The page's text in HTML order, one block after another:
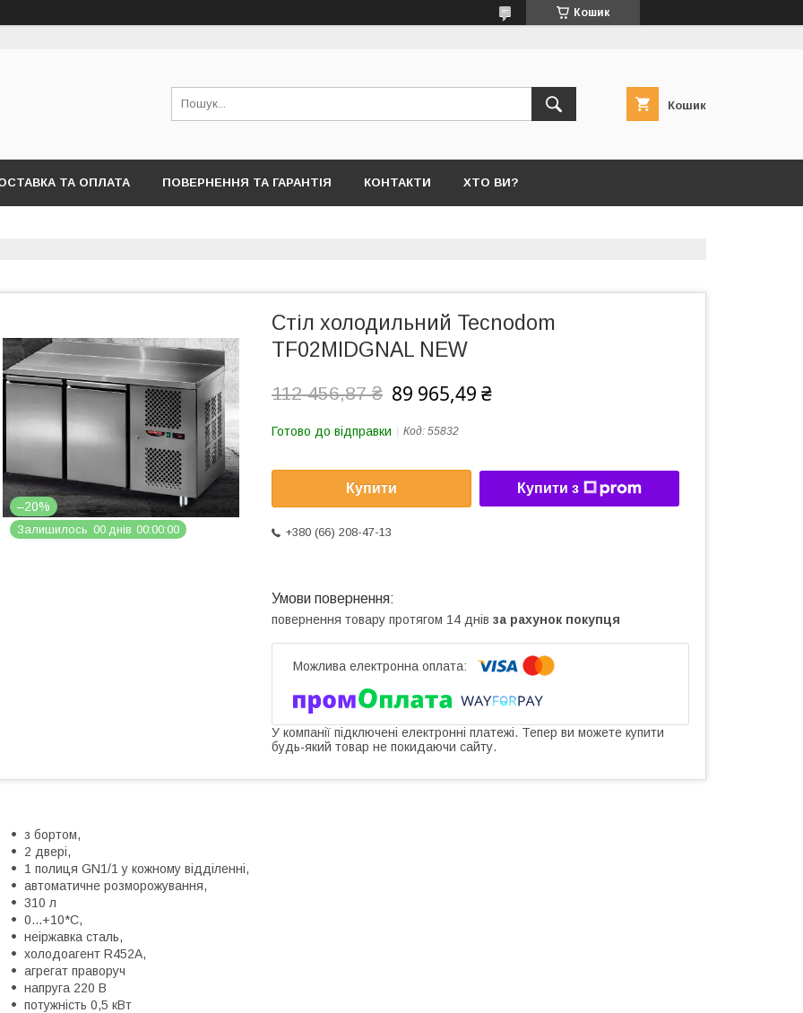
Кошик
Кошик
ТА ОПЛАТА ПОВЕРНЕННЯ ТА ГАРАНТІЯ КОНТАКТИ ХТО ВИ?
–20%
Залишилось 00 днів 00 00 00
Стіл холодильний Tecnodom
TF02MIDGNAL NEW
112 456,87 ₴ 89 965,49 ₴
Готово до відправки Код: 55832
Купити Купити з
+380 (66) 208-47-13
повернення товару протягом 14 днів за рахунок покупця
У компанії підключені електронні платежі. Тепер ви можете купити
будь-який товар не покидаючи сайту.
з бортом,
2 двері,
1 полиця GN1/1 у кожному відділенні,
автоматичне розморожування,
310 л
0...+10*С,
неіржавка сталь,
холодоагент R452А,
агрегат праворуч
напруга 220 В
потужність 0,5 кВт